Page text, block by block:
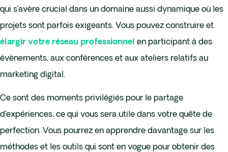
qui s’avère crucial dans un domaine aussi dynamique où les
projets sont parfois exigeants. Vous pouvez construire et
élargir votre réseau professionnel en participant à des
évènements, aux conférences et aux ateliers relatifs au
marketing digital.
Ce sont des moments privilégiés pour le partage
d’expériences, ce qui vous sera utile dans votre quête de
perfection. Vous pourrez en apprendre davantage sur les
méthodes et les outils qui sont en vogue pour obtenir des